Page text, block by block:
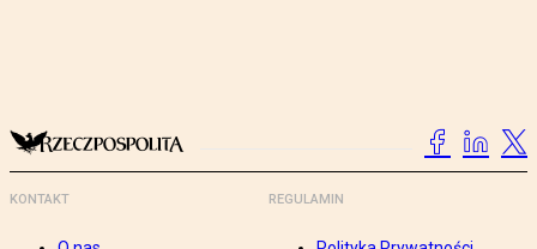
KONTAKT REGULAMIN